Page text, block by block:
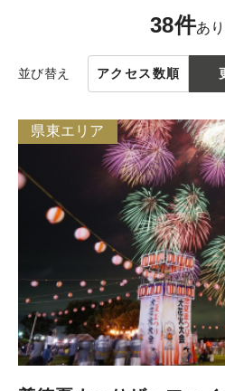
38件あ
並び替え アクセス数順
県東エリア